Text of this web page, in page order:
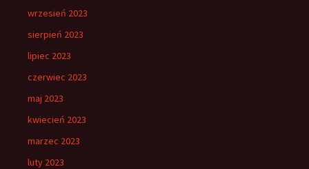
wrzesień 2023
sierpień 2023
lipiec 2023
czerwiec 2023
maj 2023
kwiecień 2023
marzec 2023
luty 2023